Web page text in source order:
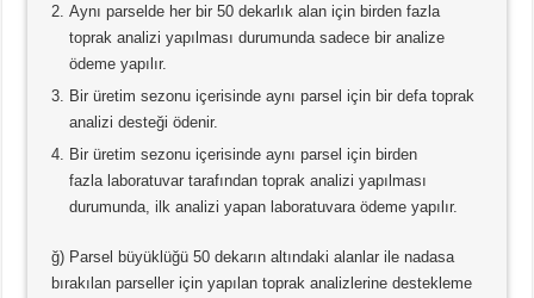
Aynı parselde her bir 50 dekarlık alan için birden fazla
toprak analizi yapılması durumunda sadece bir analize
ödeme yapılır.
Bir üretim sezonu içerisinde aynı parsel için bir defa toprak
analizi desteği ödenir.
Bir üretim sezonu içerisinde aynı parsel için birden
fazla laboratuvar tarafından toprak analizi yapılması
durumunda, ilk analizi yapan laboratuvara ödeme yapılır.
ğ) Parsel büyüklüğü 50 dekarın altındaki alanlar ile nadasa
bırakılan parseller için yapılan toprak analizlerine destekleme